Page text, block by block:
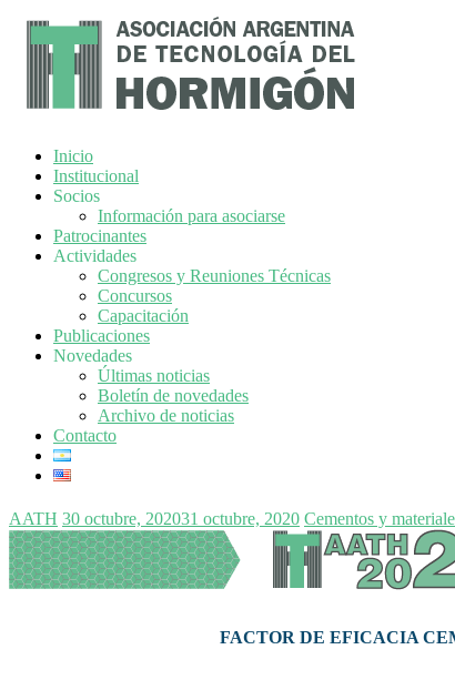
Inicio
Institucional
Socios
Información para asociarse
Patrocinantes
Actividades
Congresos y Reuniones Técnicas
Concursos
Capacitación
Publicaciones
Novedades
Últimas noticias
Boletín de novedades
Archivo de noticias
Contacto
AATH 30 octubre, 202031 octubre, 2020 Cementos y
FACTOR DE EFICACIA